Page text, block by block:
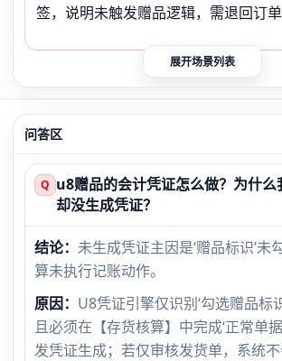
签，说明未触发赠品逻辑，需退回订单
展开场景列表
问答区
Q u8赠品的会计凭证怎么做？为什么
却没生成凭证？
结论： 未生成凭证主因是‘赠品标识’未
算未执行记账动作。
原因： U8凭证引擎仅识别‘勾选赠品标
且必须在【存货核算】中完成‘正常单
发凭证生成；若仅审核发货单，系统不